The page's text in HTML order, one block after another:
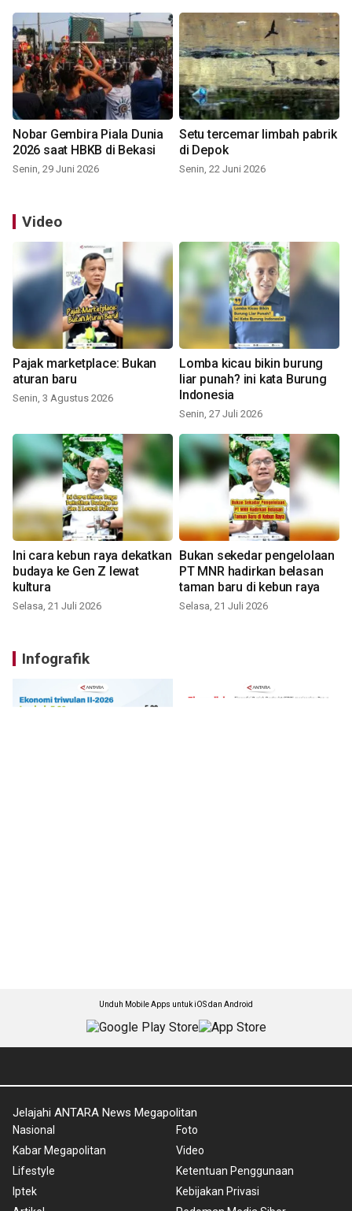
Nobar Gembira Piala Dunia
2026 saat HBKB di Bekasi
Senin, 29 Juni 2026
Setu tercemar limbah pabrik
di Depok
Senin, 22 Juni 2026
Video
Pajak marketplace: Bukan
aturan baru
Senin, 3 Agustus 2026
Lomba kicau bikin burung
liar punah? ini kata Burung
Indonesia
Senin, 27 Juli 2026
Ini cara kebun raya dekatkan
budaya ke Gen Z lewat
kultura
Selasa, 21 Juli 2026
Bukan sekedar pengelolaan
PT MNR hadirkan belasan
taman baru di kebun raya
Selasa, 21 Juli 2026
Infografik
Unduh Mobile Apps untuk iOS dan Android
Jelajahi ANTARA News Megapolitan
Nasional
Kabar Megapolitan
Lifestyle
Iptek
Foto
Video
Ketentuan Penggunaan
Kebijakan Privasi